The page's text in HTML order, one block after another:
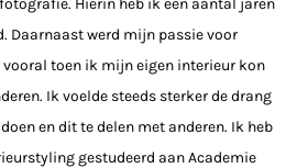
Daarnaast werd mijn passie voor
toen ik mijn eigen interieur kon
Ik voelde steeds sterker de drang
en dit te delen met anderen. Ik heb
gestudeerd aan Academie